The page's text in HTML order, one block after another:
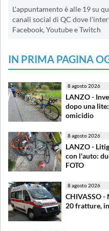
L'appuntamento è alle 19 su
canali social di QC dove
Facebook, Youtube e Twitch
IN PRIMA PAGINA
8 agosto 2026
LANZO -
dopo una
omicidio
8 agosto 2026
LANZO -
con l'auto:
FOTO
8 agosto 2026
CHIVASSO -
20 fratture,